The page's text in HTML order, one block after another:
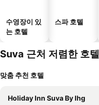
수영장이 있
는 호텔
스파 호텔
Suva 근처 저렴한 호텔
맞춤 추천 호텔
Holiday Inn Suva By Ihg